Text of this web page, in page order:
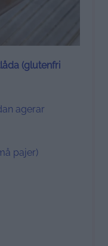
(glutenfri
agerar
pajer)